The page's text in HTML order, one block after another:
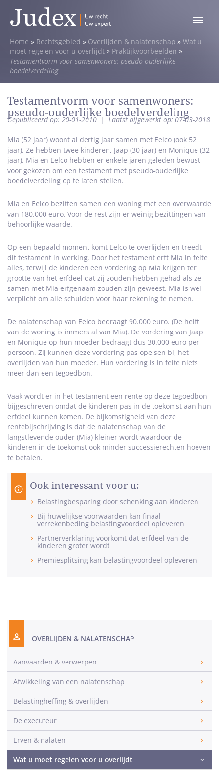
Toggle
Home » Rechtsgebied » Overlijden & nalatenschap » Wat u
moet regelen voor u overlijdt » Praktijkvoorbeelden »
Testamentvorm voor samenwoners: pseudo-ouderlijke
boedelverdeling
Testamentvorm voor samenwoners:
pseudo-ouderlijke boedelverdeling
Gepubliceerd op: 20-01-2010|Laatst bijgewerkt op: 07-03-2018
Mia (52 jaar) woont al dertig jaar samen met Eelco (ook 52
jaar). Ze hebben twee kinderen, Jaap (30 jaar) en Monique (32
jaar). Mia en Eelco hebben er enkele jaren geleden bewust
voor gekozen om een testament met pseudo-ouderlijke
boedelverdeling op te laten stellen.
Mia en Eelco bezitten samen een woning met een overwaarde
van 180.000 euro. Voor de rest zijn er weinig bezittingen van
behoorlijke waarde.
Op een bepaald moment komt Eelco te overlijden en treedt
dit testament in werking. Door het testament erft Mia in feite
alles, terwijl de kinderen een vordering op Mia krijgen ter
grootte van het erfdeel dat zij zouden hebben gehad als ze
samen met Mia erfgenaam zouden zijn geweest. Mia is wel
verplicht om alle schulden voor haar rekening te nemen.
De nalatenschap van Eelco bedraagt 90.000 euro. (De helft
van de woning is immers al van Mia). De vordering van Jaap
en Monique op hun moeder bedraagt dus 30.000 euro per
persoon. Zij kunnen deze vordering pas opeisen bij het
overlijden van hun moeder. Hun vordering is in feite niets
meer dan een tegoedbon.
Vaak wordt er in het testament een rente op deze tegoedbon
bijgeschreven omdat de kinderen pas in de toekomst aan hun
erfdeel kunnen komen. De bijkomstigheid van deze
rentebijschrijving is dat de nalatenschap van de
langstlevende ouder (Mia) kleiner wordt waardoor de
kinderen in de toekomst ook minder successierechten hoeven
te betalen.
Ook interessant voor u:
Belastingbesparing door schenking aan kinderen
Bij huwelijkse voorwaarden kan finaal
verrekenbeding belastingvoordeel opleveren
Partnerverklaring voorkomt dat erfdeel van de
kinderen groter wordt
Premiesplitsing kan belastingvoordeel opleveren
OVERLIJDEN & NALATENSCHAP
Aanvaarden & verwerpen
Afwikkeling van een nalatenschap
Belastingheffing & overlijden
De executeur
Erven & nalaten
Wat u moet regelen voor u overlijdt